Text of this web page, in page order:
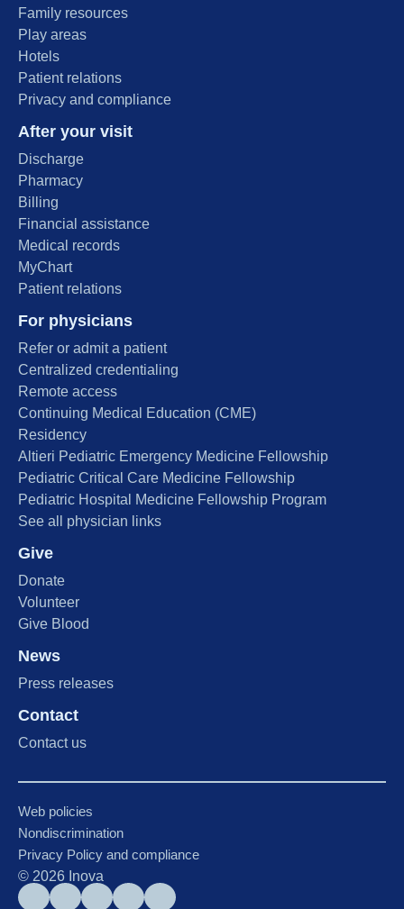
Family resources
Play areas
Hotels
Patient relations
Privacy and compliance
After your visit
Discharge
Pharmacy
Billing
Financial assistance
Medical records
MyChart
Patient relations
For physicians
Refer or admit a patient
Centralized credentialing
Remote access
Continuing Medical Education (CME)
Residency
Altieri Pediatric Emergency Medicine Fellowship
Pediatric Critical Care Medicine Fellowship
Pediatric Hospital Medicine Fellowship Program
See all physician links
Give
Donate
Volunteer
Give Blood
News
Press releases
Contact
Contact us
Web policies
Nondiscrimination
Privacy Policy and compliance
© 2026 Inova